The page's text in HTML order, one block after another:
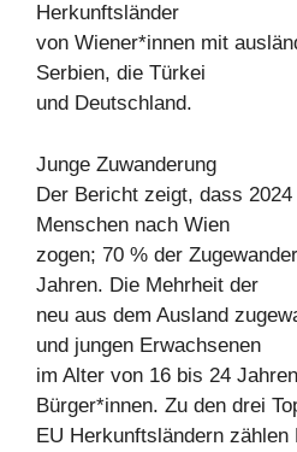
Herkunftsländer
von Wiener*innen mit
Serbien, die Türkei
und Deutschland.
Junge Zuwanderung
Der Bericht zeigt, dass
Menschen nach Wien
zogen; 70 % der
Jahren. Die Mehrheit der
neu aus dem Ausland
und jungen Erwachsenen
im Alter von 16 bis 24
Bürger*innen. Zu den drei
EU Herkunftsländern zählen